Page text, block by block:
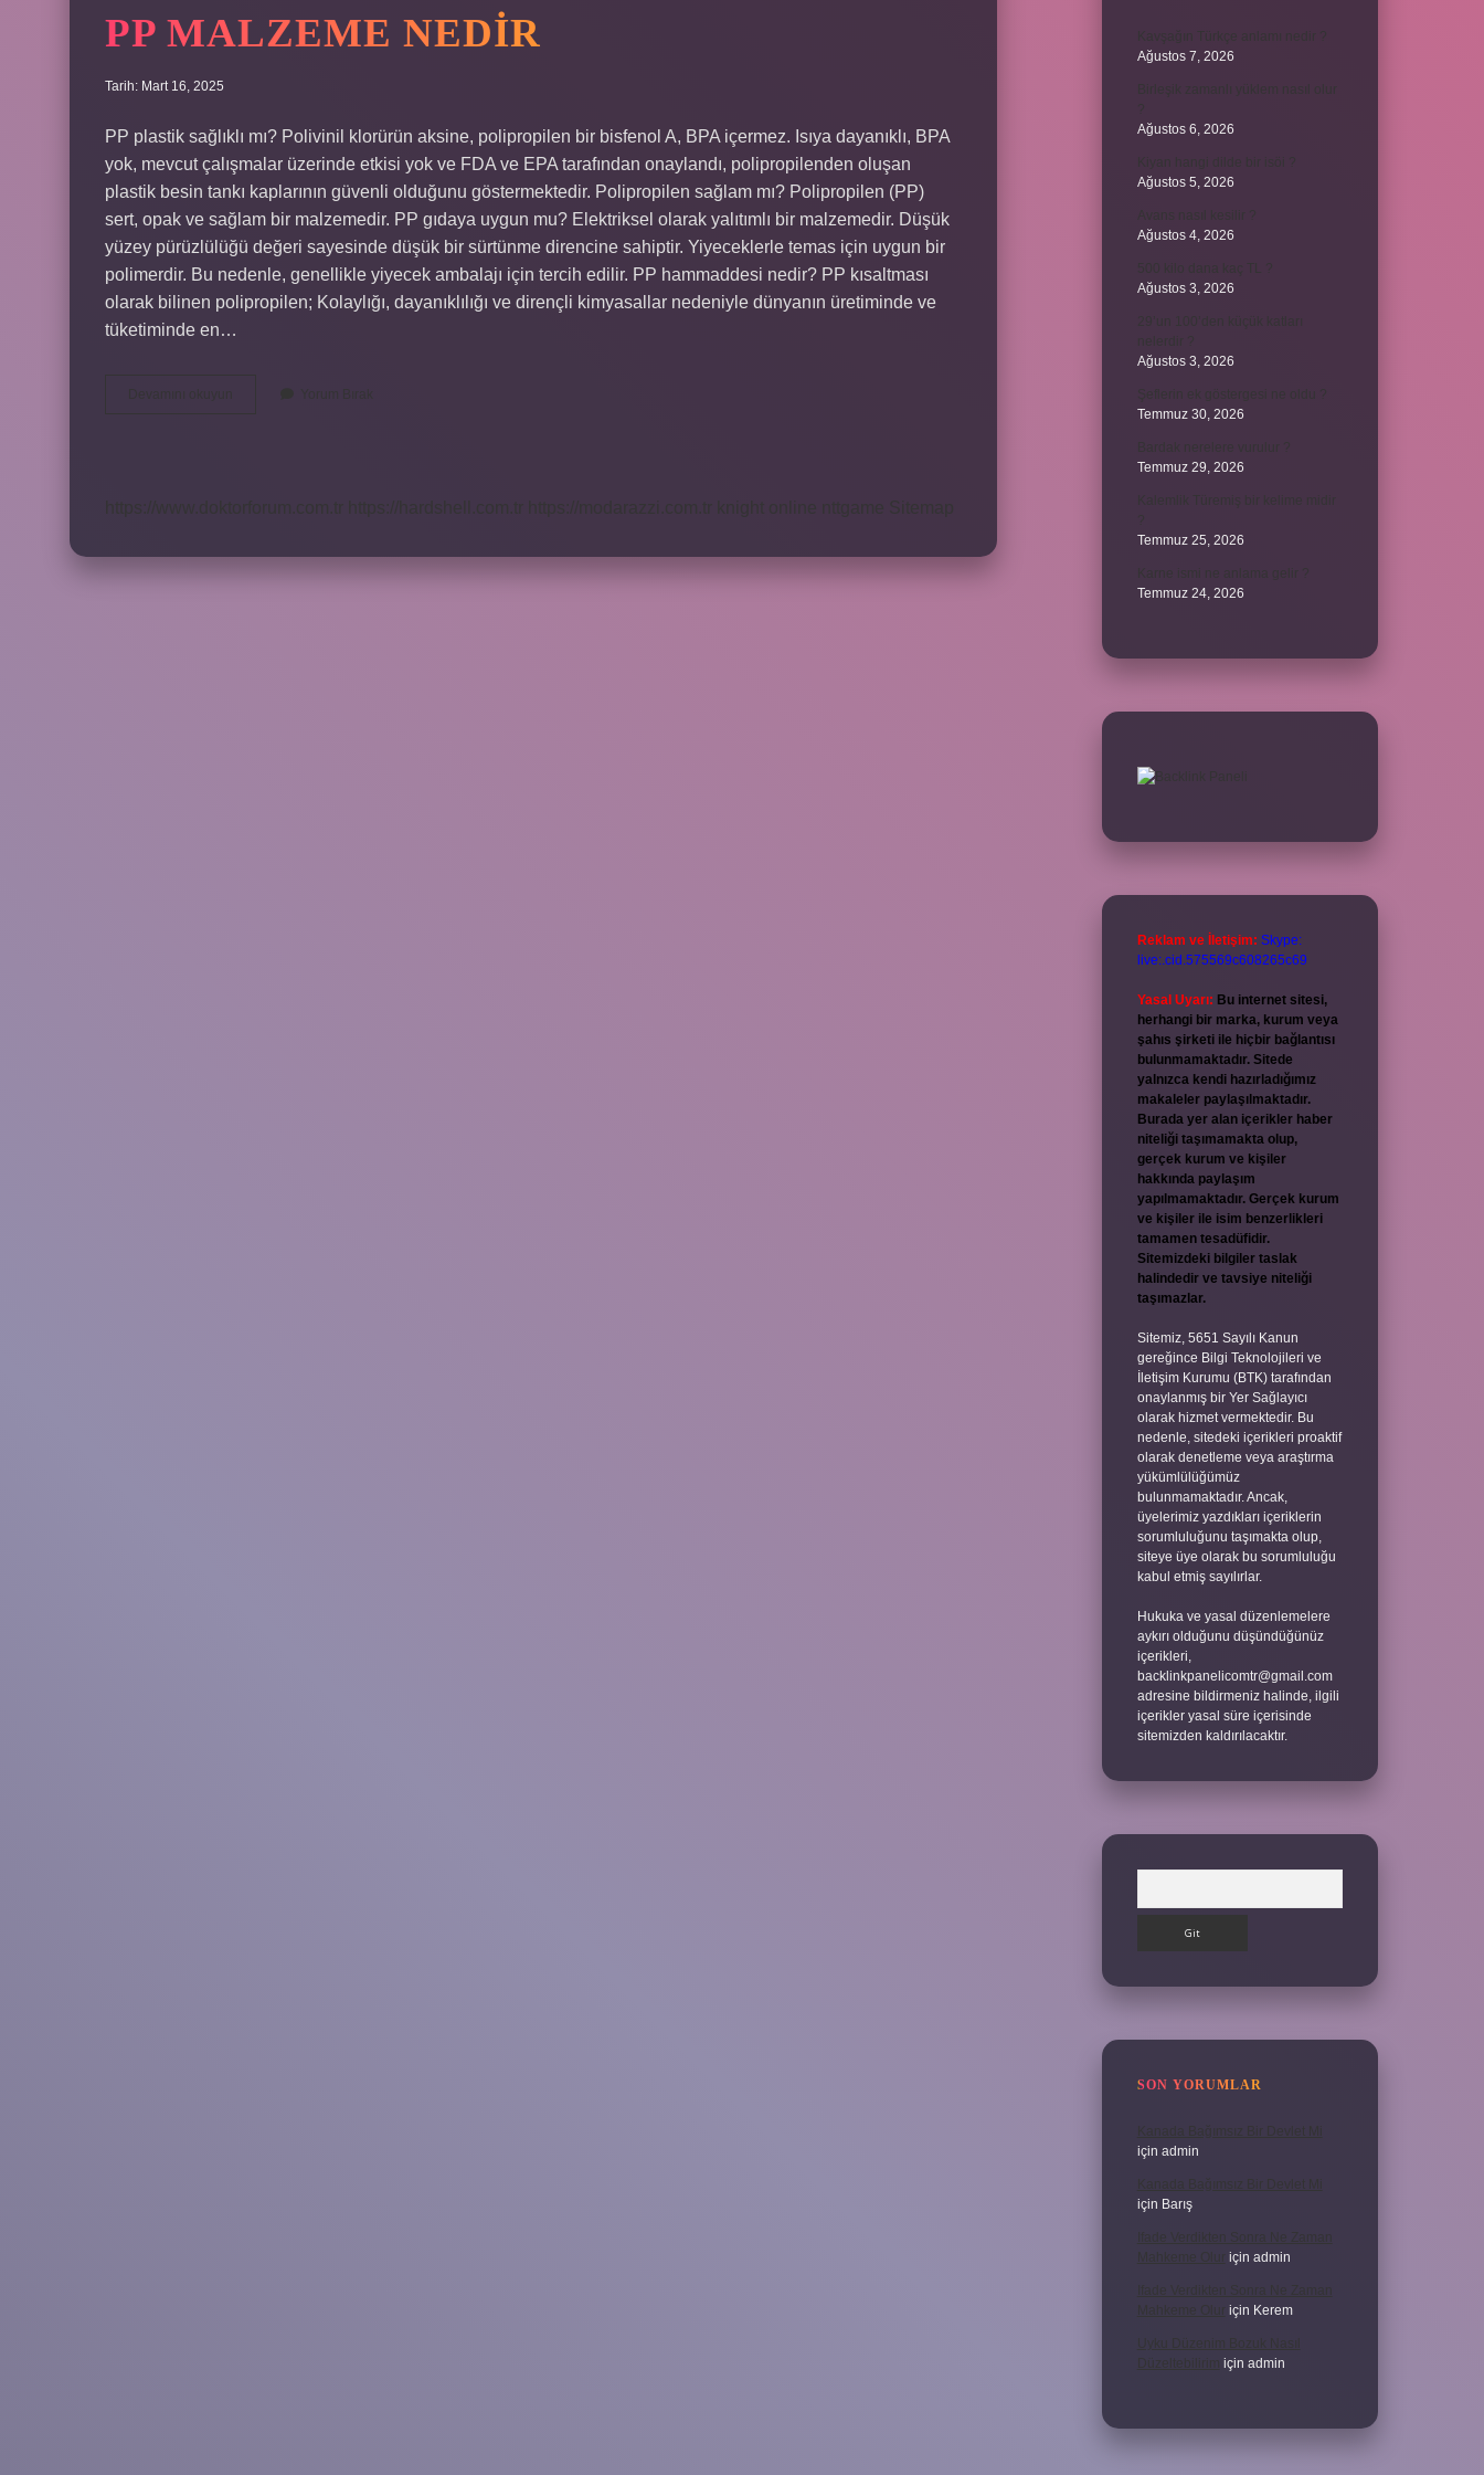
PP MALZEME NEDIR
Tarih: Mart 16, 2025
PP plastik sağlıklı mı? Polivinil klorürün aksine, polipropilen bir bisfenol A, BPA içermez. Isıya dayanıklı, BPA
yok, mevcut çalışmalar üzerinde etkisi yok ve FDA ve EPA tarafından onaylandı, polipropilenden oluşan
plastik besin tankı kaplarının güvenli olduğunu göstermektedir. Polipropilen sağlam mı? Polipropilen (PP)
sert, opak ve sağlam bir malzemedir. PP gıdaya uygun mu? Elektriksel olarak yalıtımlı bir malzemedir. Düşük
yüzey pürüzlülüğü değeri sayesinde düşük bir sürtünme direncine sahiptir. Yiyeceklerle temas için uygun bir
polimerdir. Bu nedenle, genellikle yiyecek ambalajı için tercih edilir. PP hammaddesi nedir? PP kısaltması
olarak bilinen polipropilen; Kolaylığı, dayanıklılığı ve dirençli kimyasallar nedeniyle dünyanın üretiminde ve
tüketiminde en…
Ağustos 7, 2026
Ağustos 6, 2026
Ağustos 5, 2026
Ağustos 4, 2026
Ağustos 3, 2026
Ağustos 3, 2026
Temmuz 30, 2026
Temmuz 29, 2026
Temmuz 25, 2026
Temmuz 24, 2026
Reklam ve İletişim: Skype:
live:.cid.575569c608265c69
Yasal Uyarı: Bu internet sitesi,
herhangi bir marka, kurum veya
şahıs şirketi ile hiçbir bağlantısı
bulunmamaktadır. Sitede
yalnızca kendi hazırladığımız
makaleler paylaşılmaktadır.
Burada yer alan içerikler haber
niteliği taşımamakta olup,
gerçek kurum ve kişiler
hakkında paylaşım
yapılmamaktadır. Gerçek kurum
ve kişiler ile isim benzerlikleri
tamamen tesadüfidir.
Sitemizdeki bilgiler taslak
halindedir ve tavsiye niteliği
taşımazlar.
Sitemiz, 5651 Sayılı Kanun
gereğince Bilgi Teknolojileri ve
İletişim Kurumu (BTK) tarafından
onaylanmış bir Yer Sağlayıcı
olarak hizmet vermektedir. Bu
nedenle, sitedeki içerikleri proaktif
olarak denetleme veya araştırma
yükümlülüğümüz
bulunmamaktadır. Ancak,
üyelerimiz yazdıkları içeriklerin
sorumluluğunu taşımakta olup,
siteye üye olarak bu sorumluluğu
kabul etmiş sayılırlar.
Hukuka ve yasal düzenlemelere
aykırı olduğunu düşündüğünüz
içerikleri,
backlinkpanelicomtr@gmail.com
adresine bildirmeniz halinde, ilgili
içerikler yasal süre içerisinde
sitemizden kaldırılacaktır.
SON YORUMLAR
Kanada Bağımsız Bir Devlet Mi
için admin
Kanada Bağımsız Bir Devlet Mi
için Barış
Ifade Verdikten Sonra Ne Zaman
Mahkeme Olur için admin
Ifade Verdikten Sonra Ne Zaman
Mahkeme Olur için Kerem
Uyku Düzenim Bozuk Nasıl
Düzeltebilirim
için admin